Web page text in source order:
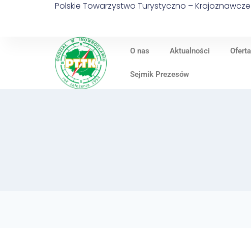
Polskie Towarzystwo Turystyczno –
O nas Aktualności Oferta
Sejmik Prezesów